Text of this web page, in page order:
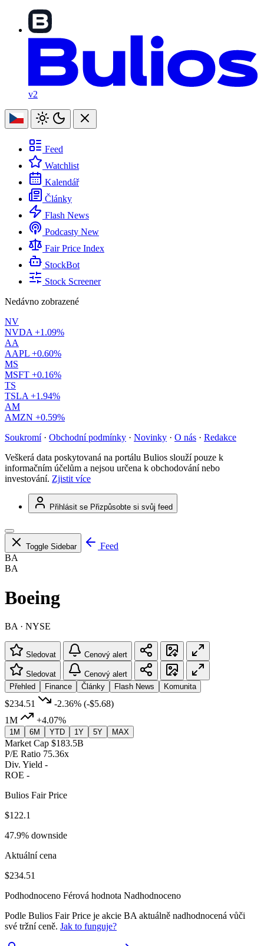
v2
Feed
Watchlist
Kalendář
Články
Flash News
Podcasty New
Fair Price Index
StockBot
Stock Screener
Nedávno zobrazené
NV
NVDA +1.09%
AA
AAPL +0.60%
MS
MSFT +0.16%
TS
TSLA +1.94%
AM
AMZN +0.59%
Soukromí · Obchodní podmínky · Novinky · O nás · Redakce
Veškerá data poskytovaná na portálu Bulios slouží pouze k
informačním účelům a nejsou určena k obchodování nebo
investování. Zjistit více
Přihlásit se Přizpůsobte si svůj feed
Toggle Sidebar
Feed
BA
BA
Boeing
BA · NYSE
Sledovat Cenový alert
Sledovat
Cenový alert
Přehled
Finance Články Flash News Komunita
$234.51 -2.36% (-$5.68)
1M
+4.07%
1M 6M YTD 1Y 5Y MAX
Market Cap $183.5B
P/E Ratio 75.36x
Div. Yield -
ROE -
Bulios Fair Price
$122.1
47.9% downside
Aktuální cena
$234.51
Podhodnoceno Férová hodnota Nadhodnoceno
Podle Bulios Fair Price je akcie BA aktuálně nadhodnocená vůči
své tržní ceně. Jak to funguje?